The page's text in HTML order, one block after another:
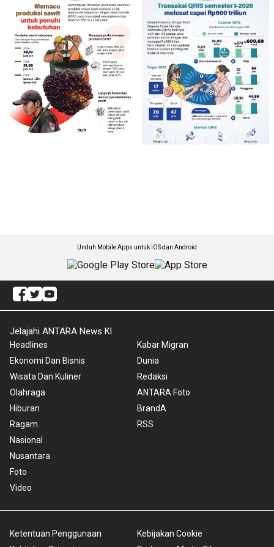
Unduh Mobile Apps untuk iOS dan Android
Jelajahi ANTARA News Kl
Headlines
Ekonomi Dan Bisnis
Wisata Dan Kuliner
Olahraga
Hiburan
Ragam
Nasional
Nusantara
Foto
Video
Kabar Migran
Dunia
Redaksi
ANTARA Foto
BrandA
RSS
Ketentuan Penggunaan
Kebijakan Cookie